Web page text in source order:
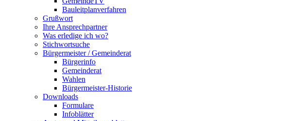
Bauleitplanverfahren
Grußwort
Ihre Ansprechpartner
Was erledige ich wo?
Stichwortsuche
Bürgermeister / Gemeinderat
Bürgerinfo
Gemeinderat
Wahlen
Bürgermeister-Historie
Downloads
Formulare
Infoblätter